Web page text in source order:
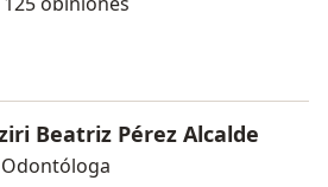
Beatriz Pérez Alcalde